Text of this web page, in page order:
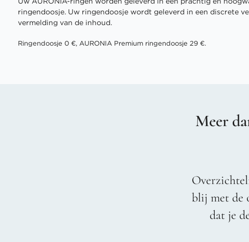
ringendoosje. Uw ringendoosje wordt geleverd in een discrete
vermelding van de inhoud.
Ringendoosje 0 €, AURONIA Premium ringendoosje 29 €.
Meer
blij met de
dat je